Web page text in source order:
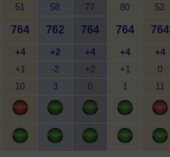
51
764
+4
+1
10
58
762
+2
-2
3
77
764
+4
+2
0
80
764
+4
+1
1
52
764
+4
0
11